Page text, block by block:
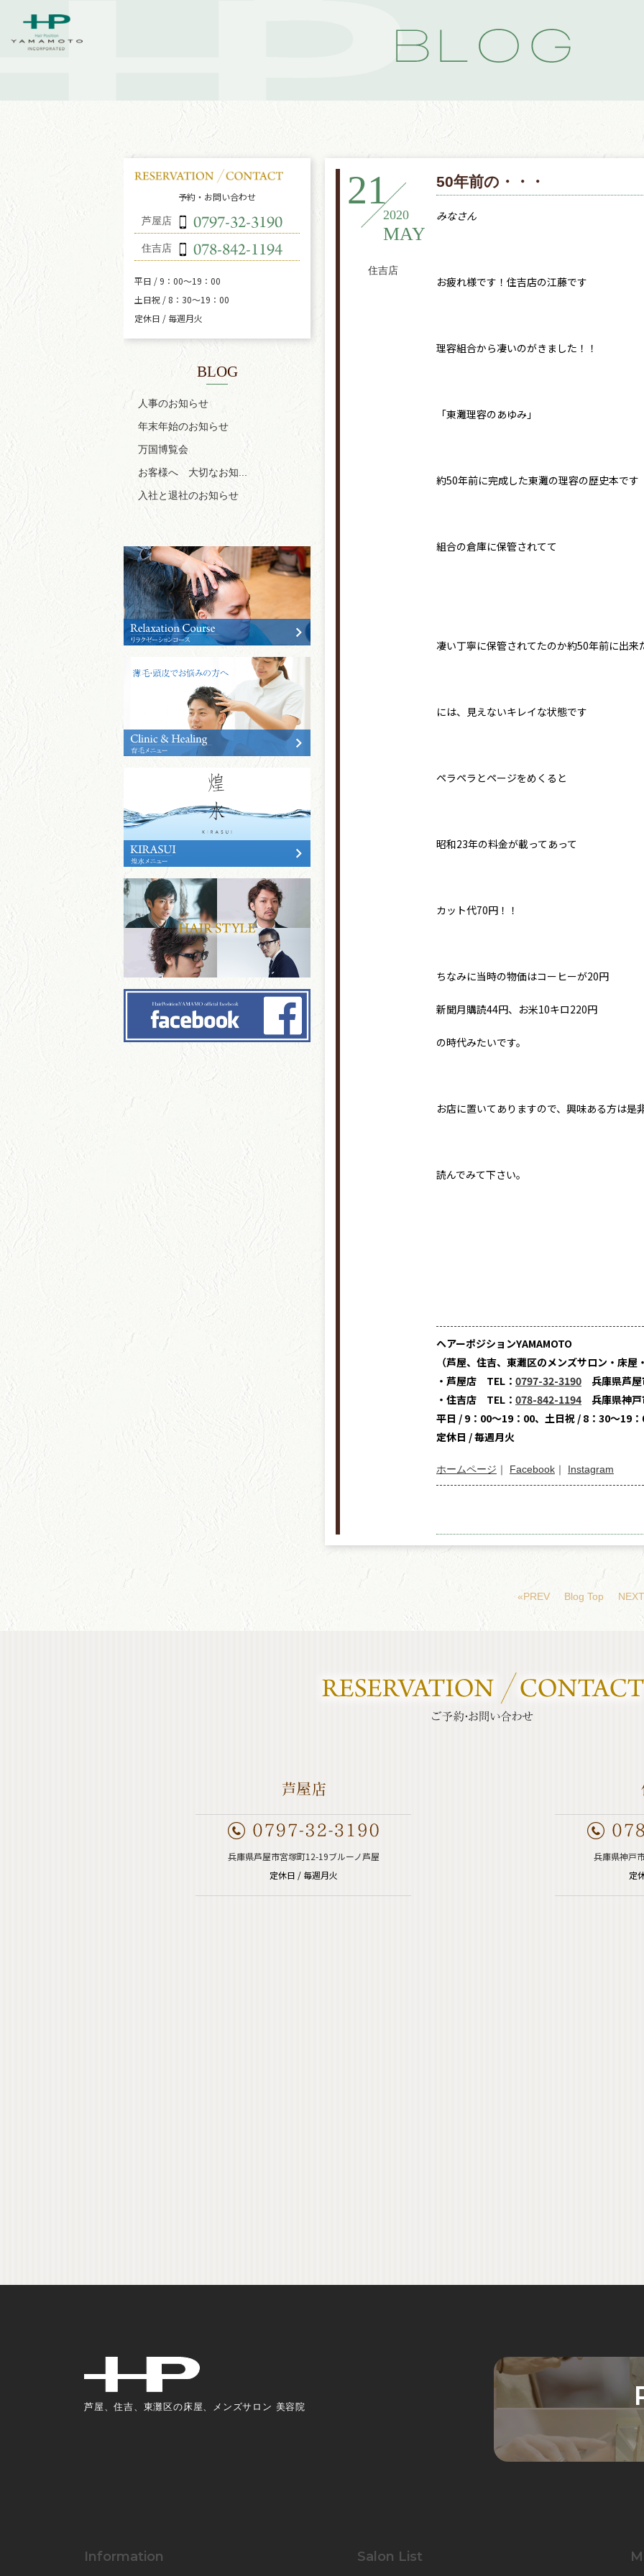
21
2020
MAY
住吉店
50年前の・・・
みなさん
お疲れ様です！住吉店の江藤です
理容組合から凄いのがきました！！
「東灘理容のあゆみ」
約50年前に完成した東灘の理容の歴史本です
組合の倉庫に保管されてて
凄い丁寧に保管されてたのか約50年前に出来
には、見えないキレイな状態です
ペラペラとページをめくると
昭和23年の料金が載ってあって
カット代70円！！
ちなみに当時の物価はコーヒーが20円
新聞月購読44円、お米10キロ220円
の時代みたいです。
お店に置いてありますので、興味ある方は是
読んでみて下さい。
ヘアーポジションYAMAMOTO
（芦屋、住吉、東灘区のメンズサロン・床屋
・芦屋店 TEL： 0797-32-3190 兵庫県芦屋
・住吉店 TEL： 078-842-1194 兵庫県神
平日 / 9：00～19：00、土日祝 / 8：30～19
定休日 / 毎週月火
ホームページ ｜ Facebook ｜ Instagram
«PREV Blog Top
予約・お問い合わせ
芦屋店
住吉店
平日 / 9：00～19：00
土日祝 / 8：30～19：00
定休日 / 毎週月火
BLOG
人事のお知らせ
年末年始のお知らせ
万国博覧会
お客様へ 大切なお知...
入社と退社のお知らせ
兵庫県芦屋市宮塚町12-19ブルーノ芦屋
定休日 / 毎週月火
兵庫県神戸
定
芦屋、住吉、東灘区の床屋、メンズサロン 美容院
Information Salon List